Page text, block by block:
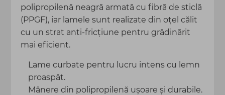
polipropilenă neagră armată cu fibră de sticlă
(PPGF), iar lamele sunt realizate din oțel călit
cu un strat anti-fricțiune pentru grădinărit
mai eficient.
Lame curbate pentru lucru intens cu lemn
proaspăt.
Mânere din polipropilenă ușoare și durabile.